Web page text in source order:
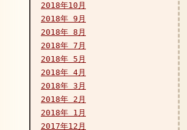
2018年10月
2018年 9月
2018年 8月
2018年 7月
2018年 5月
2018年 4月
2018年 3月
2018年 2月
2018年 1月
2017年12月